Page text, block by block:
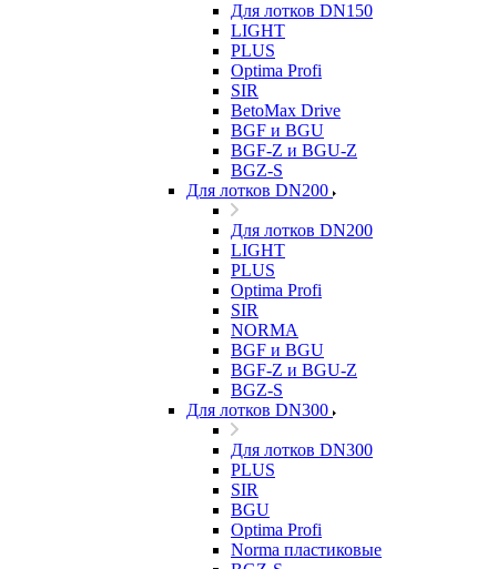
Для лотков DN150
LIGHT
PLUS
Optima Profi
SIR
BetoMax Drive
BGF и BGU
BGF-Z и BGU-Z
BGZ-S
Для лотков DN200
Для лотков DN200
LIGHT
PLUS
Optima Profi
SIR
NORMA
BGF и BGU
BGF-Z и BGU-Z
BGZ-S
Для лотков DN300
Для лотков DN300
PLUS
SIR
BGU
Optima Profi
Norma пластиковые